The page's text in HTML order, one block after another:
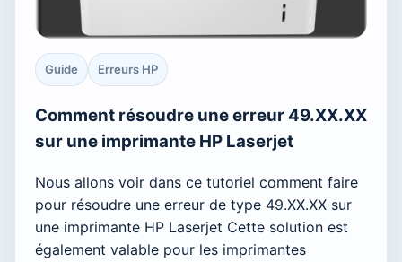
Guide Erreurs HP
Comment résoudre une erreur 49.XX.XX
sur une imprimante HP Laserjet
Nous allons voir dans ce tutoriel comment faire
pour résoudre une erreur de type 49.XX.XX sur
une imprimante HP Laserjet Cette solution est
également valable pour les imprimantes